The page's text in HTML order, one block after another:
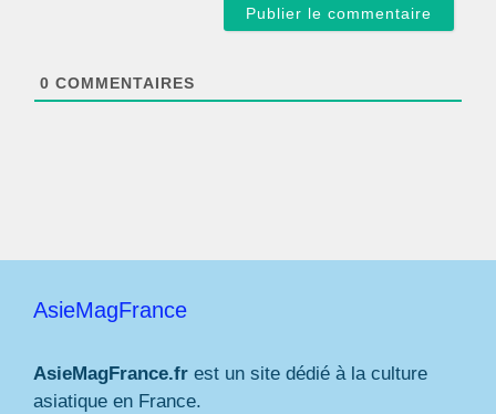
0 COMMENTAIRES
AsieMagFrance
AsieMagFrance.fr est un site dédié à la culture
asiatique en France.